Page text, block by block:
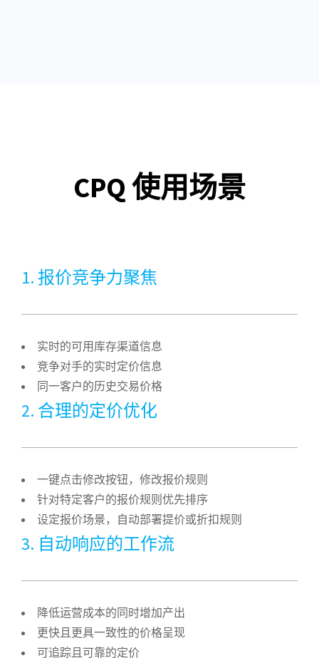
CPQ 使用场景
1. 报价竞争力聚焦
实时的可用库存渠道信息
竞争对手的实时定价信息
同一客户的历史交易价格
2. 合理的定价优化​
一键点击修改按钮，修改报价规则
针对特定客户的报价规则优先排序
设定报价场景，自动部署提价或折扣规则
3. 自动响应的工作流
降低运营成本的同时增加产出
更快且更具一致性的价格呈现
可追踪且可靠的定价